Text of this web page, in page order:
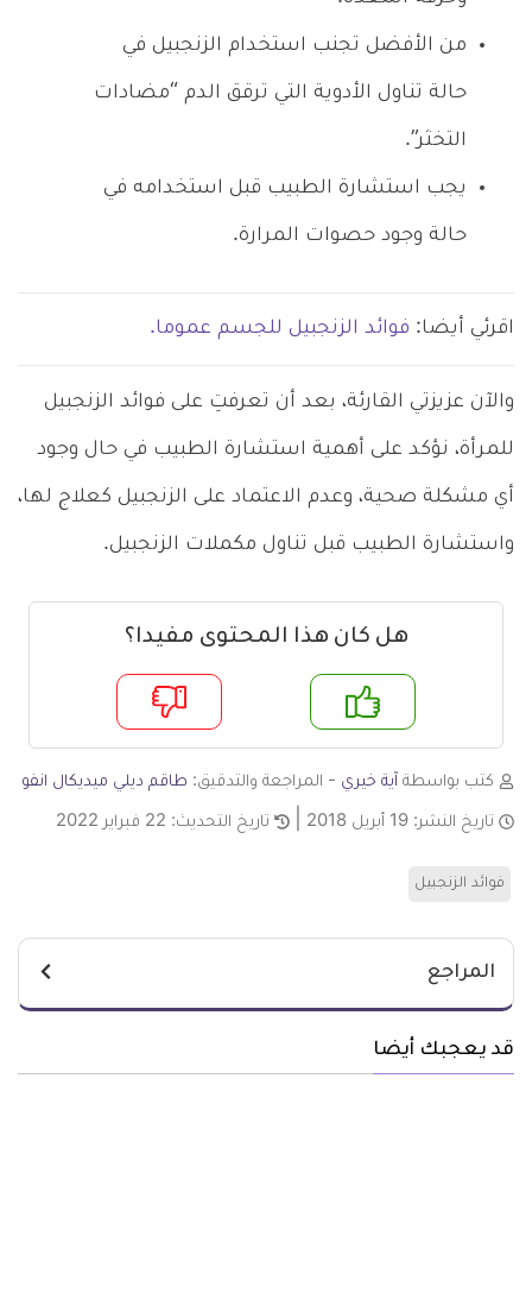
من الأفضل تجنب استخدام الزنجبيل في
حالة تناول الأدوية التي ترقق الدم “مضادات
التخثر”.
يجب استشارة الطبيب قبل استخدامه في
حالة وجود حصوات المرارة.
اقرئي أيضا: فوائد الزنجبيل للجسم عموما.
والآن عزيزتي القارئة، بعد أن تعرفتِ على فوائد الزنجبيل
للمرأة، نؤكد على أهمية استشارة الطبيب في حال وجود
أي مشكلة صحية، وعدم الاعتماد على الزنجبيل كعلاج لها،
واستشارة الطبيب قبل تناول مكملات الزنجبيل.
هل كان هذا المحتوى مفيدا؟
لا
كتب بواسطة آية خيري - المراجعة والتدقيق: طاقم ديلي ميديكال انفو
تاريخ النشر: 19 أبريل 2018 تاريخ التحديث: 22 فبراير 2022
فوائد الزنجبيل
المراجع
قد يعجبك أيضا